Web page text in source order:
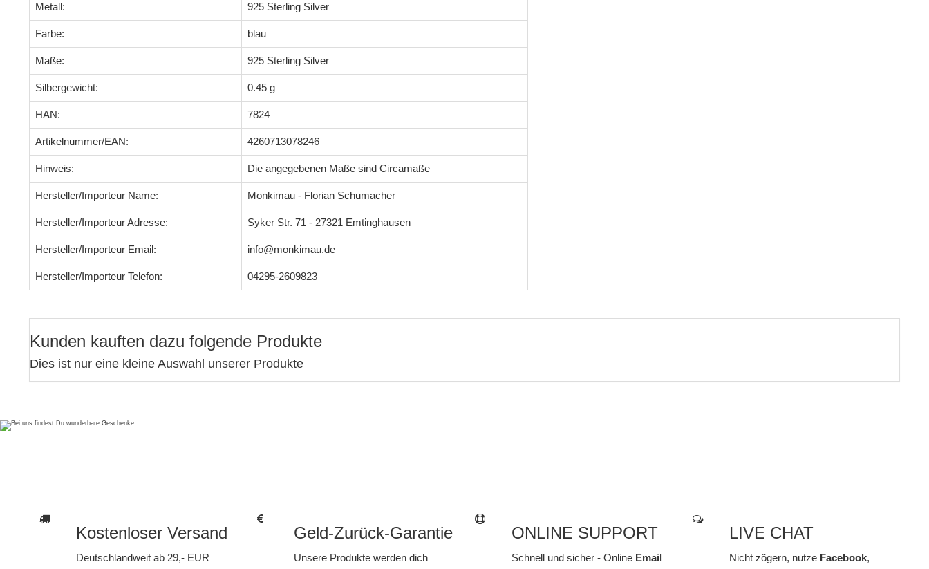
Metall: 925 Sterling Silver
Farbe: blau
Maße: 925 Sterling Silver
Silbergewicht: 0.45 g
HAN: 7824
Artikelnummer/EAN: 4260713078246
Hinweis: Die angegebenen Maße sind Circamaße
Hersteller/Importeur Name: Monkimau - Florian Schumacher
Hersteller/Importeur Adresse: Syker Str. 71 - 27321 Emtinghausen
Hersteller/Importeur Email: info@monkimau.de
Hersteller/Importeur Telefon: 04295-2609823
Kunden kauften dazu folgende Produkte
Dies ist nur eine kleine Auswahl unserer Produkte
Kostenloser Versand
Deutschlandweit ab 29,- EUR
Geld-Zurück-Garantie
Unsere Produkte werden dich
ONLINE SUPPORT
Schnell und sicher - Online Email
LIVE CHAT
Nicht zögern, nutze Facebook,